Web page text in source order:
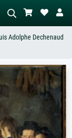
– ex. prairie verte,
beaucoup de rouge,
nu debout près d'un
Adolphe Dechenaud